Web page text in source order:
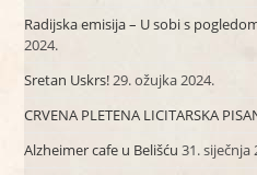
Radijska emisija – U sobi s
2024.
Sretan Uskrs!29. ožujka 2024.
CRVENA PLETENA LICITARSKA
Alzheimer cafe u Belišću 31. siječnja